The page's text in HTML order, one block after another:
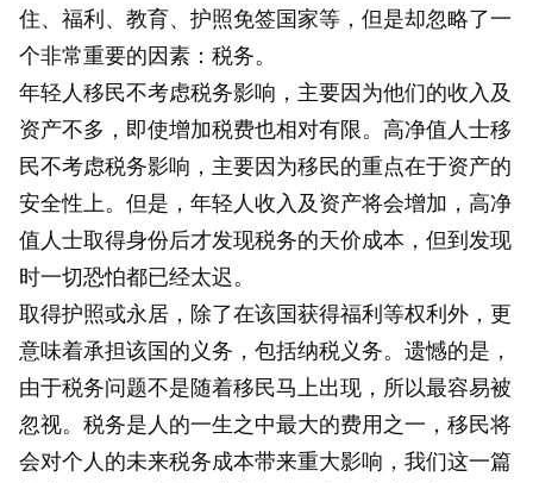
住、福利、教育、护照免签国家等，但是却忽略了一
个非常重要的因素：税务。
年轻人移民不考虑税务影响，主要因为他们的收入及
资产不多，即使增加税费也相对有限。高净值人士移
民不考虑税务影响，主要因为移民的重点在于资产的
安全性上。但是，年轻人收入及资产将会增加，高净
值人士取得身份后才发现税务的天价成本，但到发现
时一切恐怕都已经太迟。
取得护照或永居，除了在该国获得福利等权利外，更
意味着承担该国的义务，包括纳税义务。遗憾的是，
由于税务问题不是随着移民马上出现，所以最容易被
忽视。税务是人的一生之中最大的费用之一，移民将
会对个人的未来税务成本带来重大影响，我们这一篇